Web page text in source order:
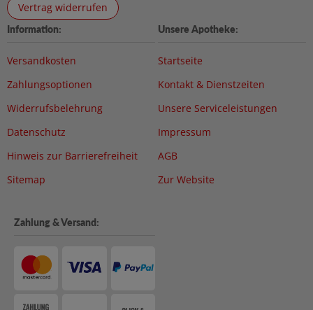
Vertrag widerrufen
Information:
Versandkosten
Zahlungsoptionen
Widerrufsbelehrung
Datenschutz
Hinweis zur Barrierefreiheit
Sitemap
Unsere Apotheke:
Startseite
Kontakt & Dienstzeiten
Unsere Serviceleistungen
Impressum
AGB
Zur Website
Zahlung & Versand: